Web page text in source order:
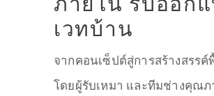
เวทบ้าน
จากคอนเซ็ปต์สู่การสร้างสรร
โดยผู้รับเหมา และทีมช่างคุณภ